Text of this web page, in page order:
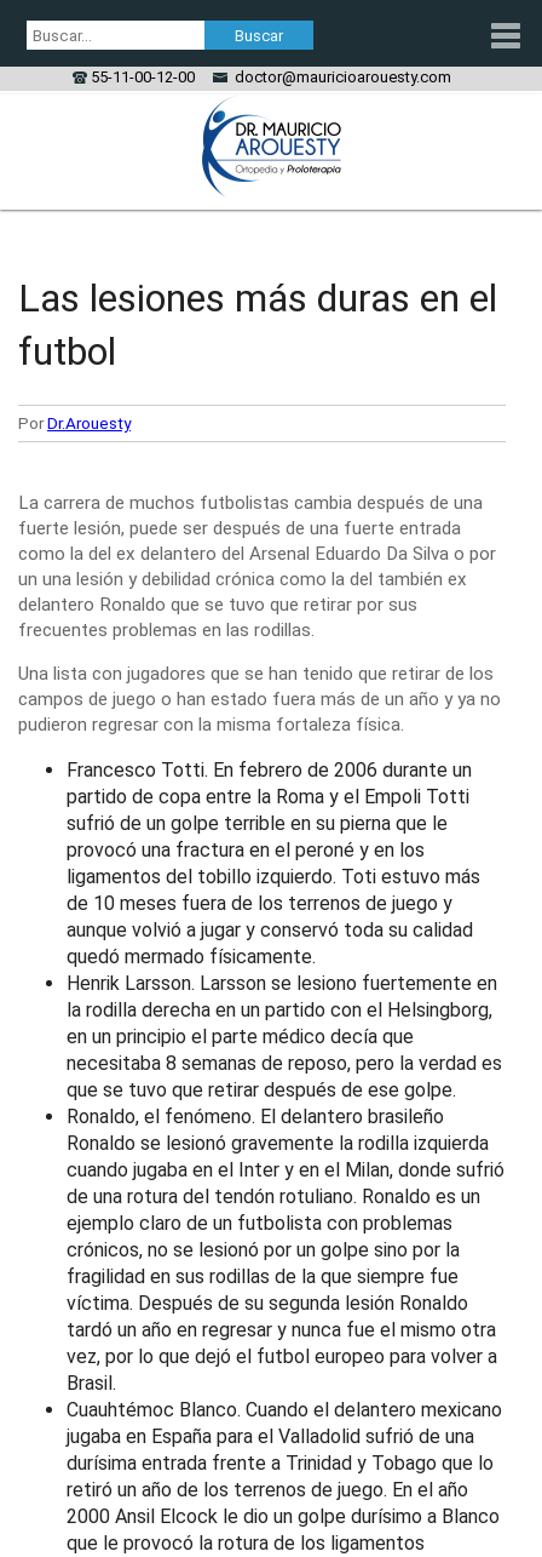
55-11-00-12-00 doctor@mauricioarouesty.com
TRATAMIENTO PRP
CONTACTO
Las lesiones más duras en el
futbol
PorDr.Arouesty
La carrera de muchos futbolistas cambia después de una
fuerte lesión, puede ser después de una fuerte entrada
como la del ex delantero del Arsenal Eduardo Da Silva o por
un una lesión y debilidad crónica como la del también ex
delantero Ronaldo que se tuvo que retirar por sus
frecuentes problemas en las rodillas.
Una lista con jugadores que se han tenido que retirar de los
campos de juego o han estado fuera más de un año y ya no
pudieron regresar con la misma fortaleza física.
Francesco Totti. En febrero de 2006 durante un
partido de copa entre la Roma y el Empoli Totti
sufrió de un golpe terrible en su pierna que le
provocó una fractura en el peroné y en los
ligamentos del tobillo izquierdo. Toti estuvo más
de 10 meses fuera de los terrenos de juego y
aunque volvió a jugar y conservó toda su calidad
quedó mermado físicamente.
Henrik Larsson. Larsson se lesiono fuertemente en
la rodilla derecha en un partido con el Helsingborg,
en un principio el parte médico decía que
necesitaba 8 semanas de reposo, pero la verdad es
que se tuvo que retirar después de ese golpe.
Ronaldo, el fenómeno. El delantero brasileño
Ronaldo se lesionó gravemente la rodilla izquierda
cuando jugaba en el Inter y en el Milan, donde sufrió
de una rotura del tendón rotuliano. Ronaldo es un
ejemplo claro de un futbolista con problemas
crónicos, no se lesionó por un golpe sino por la
fragilidad en sus rodillas de la que siempre fue
víctima. Después de su segunda lesión Ronaldo
tardó un año en regresar y nunca fue el mismo otra
vez, por lo que dejó el futbol europeo para volver a
Brasil.
Cuauhtémoc Blanco. Cuando el delantero mexicano
jugaba en España para el Valladolid sufrió de una
durísima entrada frente a Trinidad y Tobago que lo
retiró un año de los terrenos de juego. En el año
2000 Ansil Elcock le dio un golpe durísimo a Blanco
que le provocó la rotura de los ligamentos